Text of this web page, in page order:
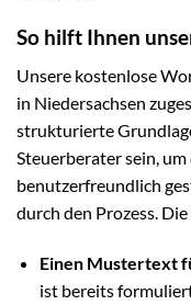
So hilft Ihnen
Unsere kostenlose
in Niedersachsen
strukturierte
Steuerberater sein,
benutzerfreundlich
durch den Prozess.
Einen Mustertext
ist bereits